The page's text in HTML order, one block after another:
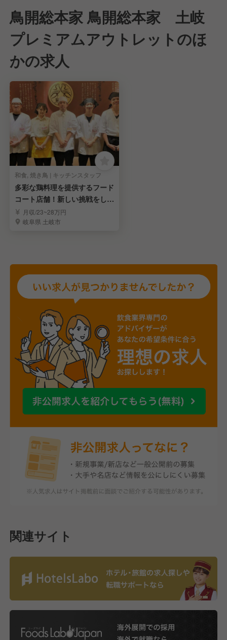
鳥開総本家 鳥開総本家 土岐
プレミアムアウトレットのほ
かの求人
和食, 焼き鳥 | キッチンスタッフ
多彩な鶏料理を提供するフード
コート店舗！新しい挑戦をしま
せんか！
月収/23~28万円
岐阜県 土岐市
関連サイト